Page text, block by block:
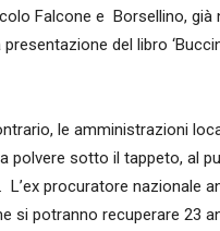
Falcone e Borsellino,
del libro
le amministrazioni
polvere sotto il tappeto, al
procuratore nazionale
si potranno recuperare 23